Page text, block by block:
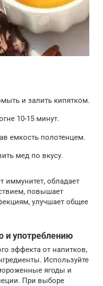
и залить кипятком.
10-15 минут.
емкость полотенцем.
мед по вкусу.
иммунитет, обладает
повышает
улучшает общее
и употреблению
эффекта от напитков,
Используйте
ягоды и
При выборе